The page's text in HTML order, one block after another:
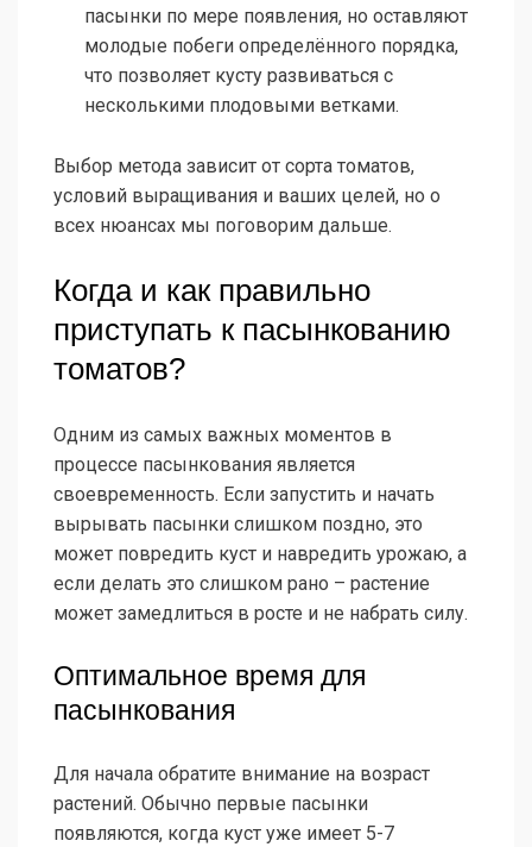
пасынки по мере появления, но оставляют
молодые побеги определённого порядка,
что позволяет кусту развиваться с
несколькими плодовыми ветками.
Выбор метода зависит от сорта томатов,
условий выращивания и ваших целей, но о
всех нюансах мы поговорим дальше.
Когда и как правильно
приступать к пасынкованию
томатов?
Одним из самых важных моментов в
процессе пасынкования является
своевременность. Если запустить и начать
вырывать пасынки слишком поздно, это
может повредить куст и навредить урожаю, а
если делать это слишком рано – растение
может замедлиться в росте и не набрать силу.
Оптимальное время для
пасынкования
Для начала обратите внимание на возраст
растений. Обычно первые пасынки
появляются, когда куст уже имеет 5-7